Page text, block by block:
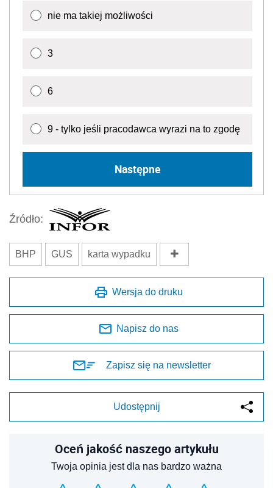
nie ma takiej możliwości
3
6
9 - tylko jeśli pracodawca wyrazi na to zgodę
Następne
Źródło:
BHP GUS karta wypadku
Wersja do druku
Napisz do nas
Zapisz się na newsletter
Udostępnij
Oceń jakość naszego artykułu
Twoja opinia jest dla nas bardzo ważna